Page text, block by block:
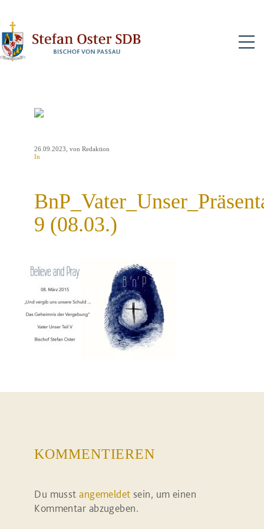
26.09.2023 , von Redaktion
In
9 (08.03.)
KOMMENTIEREN
Du musstangemeldet sein, um einen
Kommentar abzugeben.